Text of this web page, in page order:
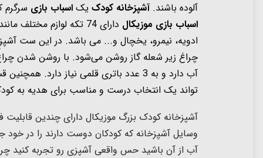
آلوده باشند. آشپزخانه کودک یک اسباب بازی سرگرم
اسباب بازی موزیکال دارای 74 تکه لوازم مختلف مانند
ادویه، نیمرو، یخچال و... می باشد. در این ست
چراغ زیر شعله گاز روشن می‌شود. با روشن شدن
آب دارد و به 3 عدد باتری قلمی نیاز دارد. همچنین قسمت هود این آشپزخانه موزیکال است و موزیک و صداهای جذابی برای کودک پخش میکند.
تواند یک انتخاب درست و مناسب برای هدیه به
آشپزخانه کودک بزرگ موزیکال دارای چندین قابلیت
آب از آن باشید حس واقعی آشپزی رو تجربه کنید